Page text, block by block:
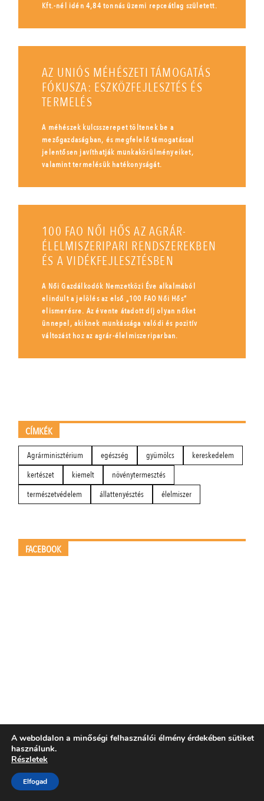
Kft.-nél idén 4,84 tonnás üzemi repceátlag született.
AZ UNIÓS MÉHÉSZETI TÁMOGATÁS
FÓKUSZA: ESZKÖZFEJLESZTÉS ÉS
TERMELÉS
A méhészek kulcsszerepet töltenek be a
mezőgazdaságban, és megfelelő támogatással
jelentősen javíthatják munkakörülményeiket,
valamint termelésük hatékonyságát.
100 FAO NŐI HŐS AZ AGRÁR-
ÉLELMISZERIPARI RENDSZEREKBEN
ÉS A VIDÉKFEJLESZTÉSBEN
A Női Gazdálkodók Nemzetközi Éve alkalmából
elindult a jelölés az első „100 FAO Női Hős”
elismerésre. Az évente átadott díj olyan nőket
ünnepel, akiknek munkássága valódi és pozitív
változást hoz az agrár-élelmiszeriparban.
CÍMKÉK
Agrárminisztérium egészség gyümölcs
kereskedelem
kertészet
kiemelt
növénytermesztés
természetvédelem
állattenyésztés élelmiszer
FACEBOOK
A weboldalon a minőségi felhasználói élmény érdekében sütiket
használunk.
Részletek
Elfogad